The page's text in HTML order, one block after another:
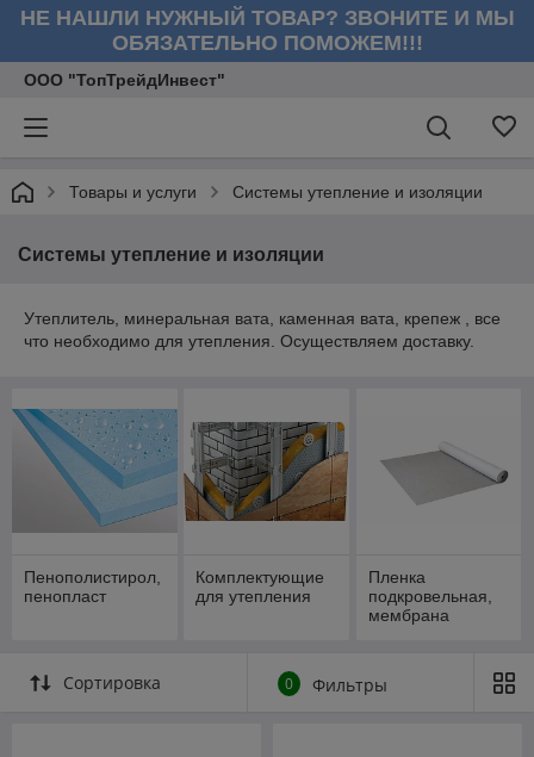
НЕ НАШЛИ НУЖНЫЙ ТОВАР? ЗВОНИТЕ И МЫ
ОБЯЗАТЕЛЬНО ПОМОЖЕМ!!!
ООО "ТопТрейдИнвест"
Товары и услуги Системы утепление и изоляции
Системы утепление и изоляции
Утеплитель, минеральная вата, каменная вата, крепеж , все
что необходимо для утепления. Осуществляем доставку.
Пенополистирол,
пенопласт
Комплектующие
для утепления
Пленка
подкровельная,
мембрана
Сортировка 0 Фильтры